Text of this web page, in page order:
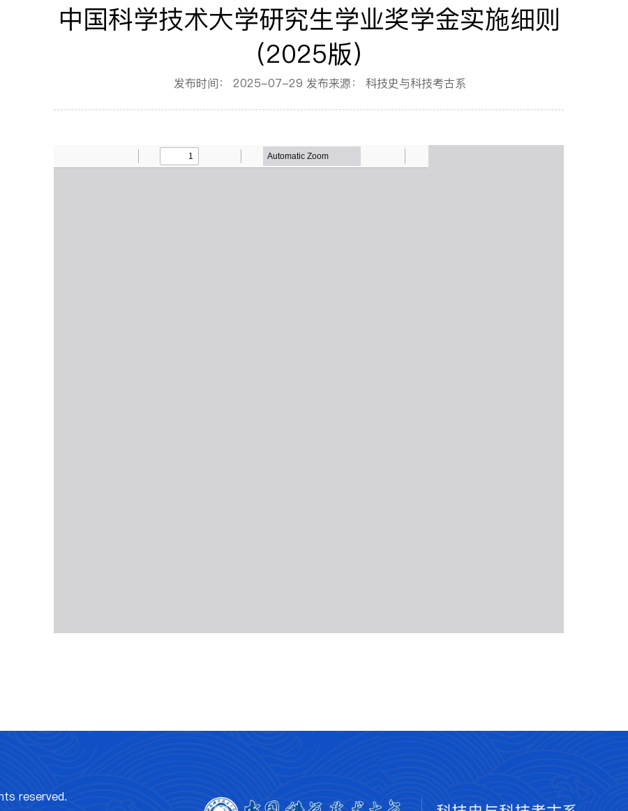
中国科学技术大学研究生学业奖学金实施细则
（2025版）
发布时间： 2025-07-29 发布来源： 科技史与科技考古系
reserved.